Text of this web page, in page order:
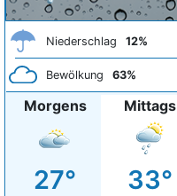
Niederschlag 12%
Bewölkung 63%
Morgens
27°
Mittags
33°